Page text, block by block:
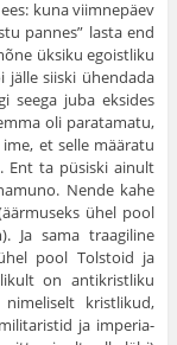
kuna viimnepäev
pannes” lasta end
üksiku egoistliku
jälle siiski ühendada
seega juba eksides
oli paratamatu,
et selle määratu
Ent ta püsiski ainult
Nende kahe
ühel pool
Ja sama traagiline
pool Tolstoid ja
on antikristliku
kristli­kud,
ja imperia­